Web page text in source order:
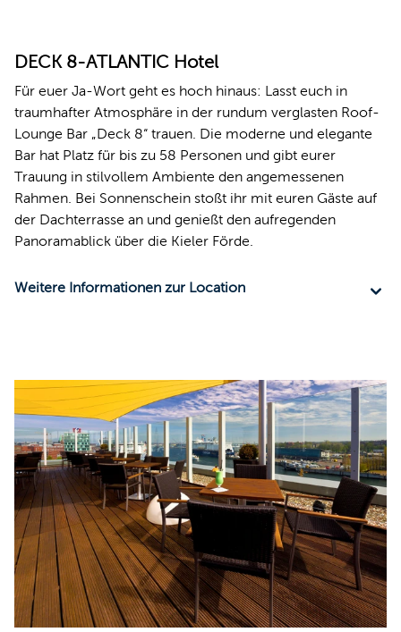
DECK 8-ATLANTIC Hotel
Für euer Ja-Wort geht es hoch hinaus: Lasst euch in
traumhafter Atmosphäre in der rundum verglasten Roof-
Lounge Bar „Deck 8“ trauen. Die moderne und elegante
Bar hat Platz für bis zu 58 Personen und gibt eurer
Trauung in stilvollem Ambiente den angemessenen
Rahmen. Bei Sonnenschein stoßt ihr mit euren Gäste auf
der Dachterrasse an und genießt den aufregenden
Panoramablick über die Kieler Förde.
Weitere Informationen zur Location